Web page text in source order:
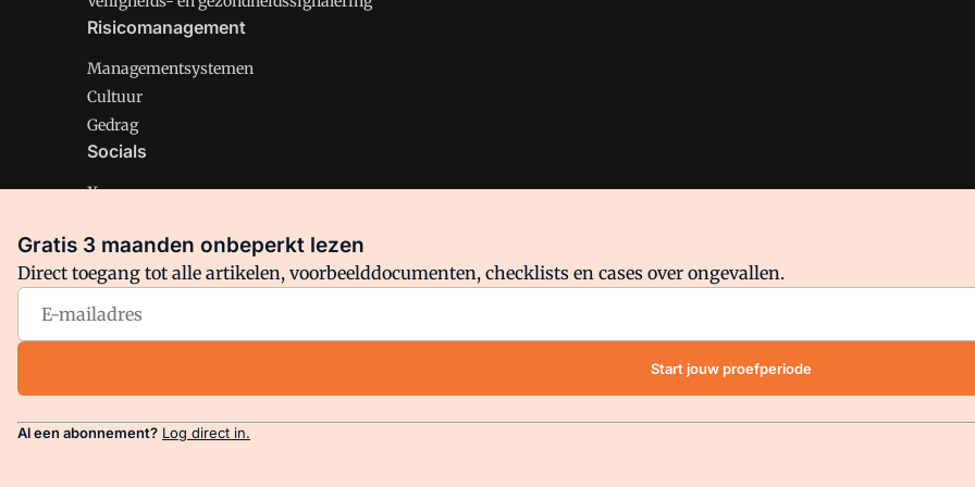
Risicomanagement
Managementsystemen
Cultuur
Gedrag
Socials
X
Facebook
Arbo is onderdeel van VMN media. Lees inons manifestwaar VMN media voor staat. Op gebruik van deze site zijn de
Gratis 3 maanden onbeperkt lezen
Direct toegang tot alle artikelen, voorbeelddocumenten, checklists en cases over ongevallen.
Start jouw proefperiode
Al een abonnement? Log direct in.